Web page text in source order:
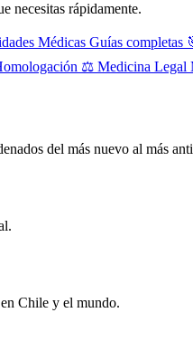
necesitas rápidamente.
Médicas Guías completas
⚖️ Medicina Legal
del más nuevo al más
Chile y el mundo.